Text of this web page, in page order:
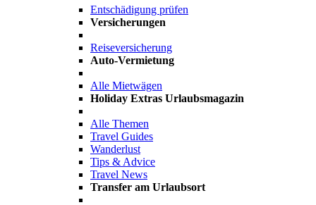
Entschädigung prüfen
Versicherungen
Reiseversicherung
Auto-Vermietung
Alle Mietwägen
Holiday Extras Urlaubsmagazin
Alle Themen
Travel Guides
Wanderlust
Tips & Advice
Travel News
Transfer am Urlaubsort